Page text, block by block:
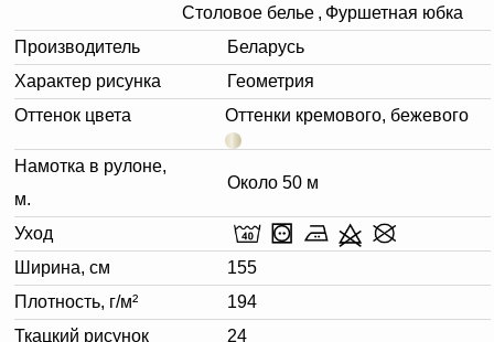
Столовое белье , Фуршетная юбка
Производитель
Беларусь
Характер рисунка
Геометрия
Оттенок цвета
Оттенки кремового, бежевого
Намотка в рулоне,
м.
Около 50 м
Уход
Ширина, см
155
Плотность, г/м²
194
Ткацкий рисунок
24